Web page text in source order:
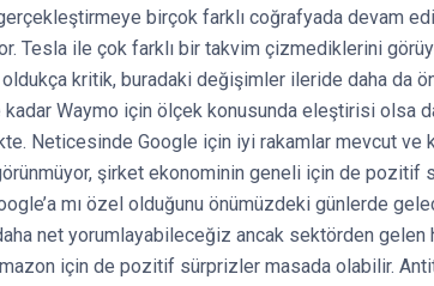
birçok farklı coğrafyada devam
Tesla ile çok farklı bir takvim çizmediklerini
oldukça kritik, buradaki değişimler ileride daha da
kadar Waymo için ölçek konusunda eleştirisi olsa
Neticesinde Google için iyi rakamlar mevcut ve
şirket ekonominin geneli için de pozitif
mı özel olduğunu önümüzdeki günlerde
net yorumlayabileceğiz ancak sektörden
için de pozitif sürprizler masada olabilir.